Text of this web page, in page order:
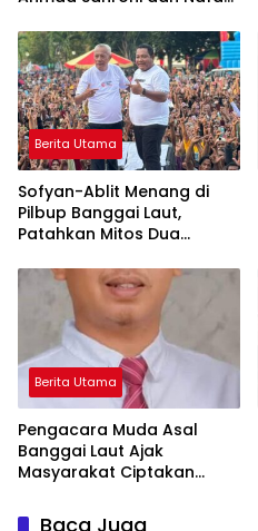
Berita Utama
Sofyan-Ablit Menang di
Pilbup Banggai Laut,
Patahkan Mitos Dua
Berita Utama
Pengacara Muda Asal
Banggai Laut Ajak
Masyarakat Ciptakan
Tenang Pilkada 2024
Baca Juga